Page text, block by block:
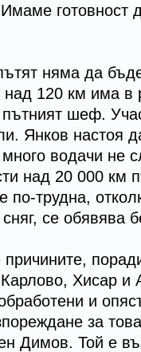
готовност
няма да
120 км има
шеф.
Янков настоя
водачи не
над 20 000 км
по-трудна,
се обявява
Хисар и
и
за
Димов. Той е